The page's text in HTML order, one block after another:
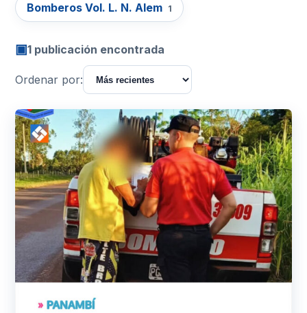
Bomberos Vol. L. N. Alem 1
▣1 publicación encontrada
Ordenar por: